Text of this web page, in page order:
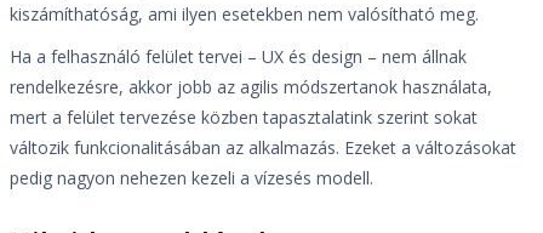
kiszámíthatóság, ami ilyen esetekben nem valósítható meg.
Ha a felhasználó felület tervei – UX és design – nem állnak
rendelkezésre, akkor jobb az agilis módszertanok használata,
mert a felület tervezése közben tapasztalatink szerint sokat
változik funkcionalitásában az alkalmazás. Ezeket a változásokat
pedig nagyon nehezen kezeli a vízesés modell.